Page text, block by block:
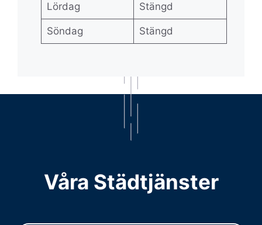
Lördag Stängd
Söndag Stängd
Våra Städtjänster